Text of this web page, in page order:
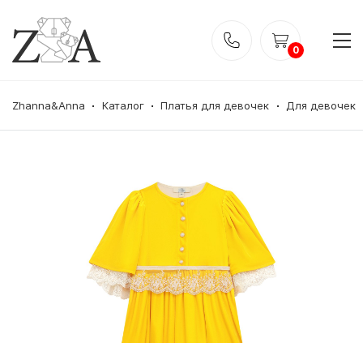
0
Zhanna&Anna Каталог Платья для девочек Для девочек